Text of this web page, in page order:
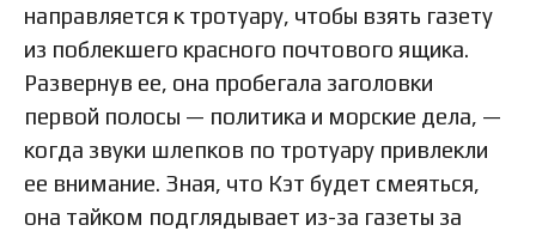
направляется к тротуару, чтобы взять газету
из поблекшего красного почтового ящика.
Развернув ее, она пробегала заголовки
первой полосы — политика и морские дела, —
когда звуки шлепков по тротуару привлекли
ее внимание. Зная, что Кэт будет смеяться,
она тайком подглядывает из-за газеты за